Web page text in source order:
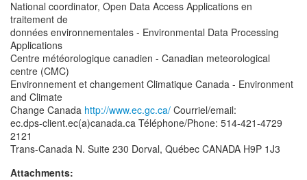
National coordinator, Open Data Access Applications en
traitement de
données environnementales - Environmental Data Processing
Applications
Centre météorologique canadien - Canadian meteorological
centre (CMC)
Environnement et changement Climatique Canada - Environment
and Climate
Change Canada http://www.ec.gc.ca/ Courriel/email:
ec.dps-client.ec(a)canada.ca Téléphone/Phone: 514-421-4729
2121
Attachments: